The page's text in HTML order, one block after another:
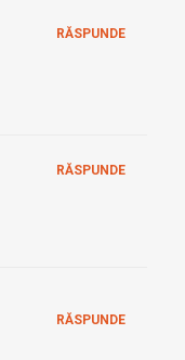
RĂSPUNDE
RĂSPUNDE
RĂSPUNDE